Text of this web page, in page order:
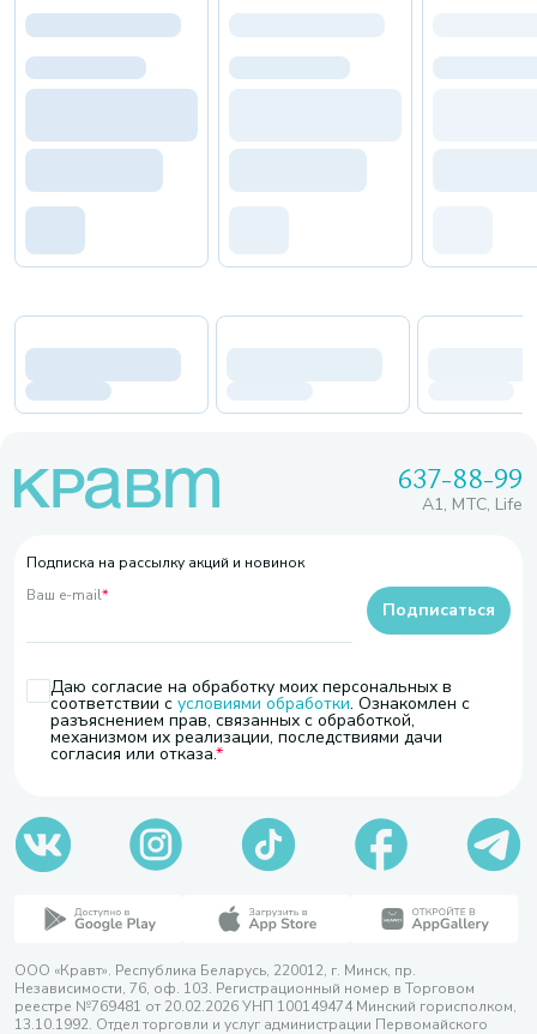
637-88-99
A1, МТС, Life
Подписка на рассылку акций и новинок
Ваш e-mail*
Даю согласие на обработку моих персональных в
соответствии с условиями обработки. Ознакомлен с
разъяснением прав, связанных с обработкой,
механизмом их реализации, последствиями дачи
согласия или отказа.
Подписаться
ООО «Кравт». Республика Беларусь, 220012, г. Минск, пр.
Независимости, 76, оф. 103. Регистрационный номер в Торговом
реестре №769481 от 20.02.2026 УНП 100149474 Минский горисполком,
13.10.1992. Отдел торговли и услуг администрации Первомайского